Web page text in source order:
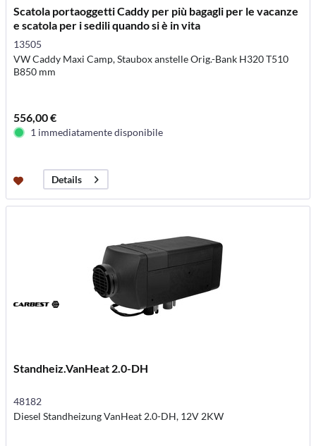
Scatola portaoggetti Caddy per più bagagli per le vacanze
e scatola per i sedili quando si è in vita
13505
VW Caddy Maxi Camp, Staubox anstelle Orig.-Bank H320 T510
B850 mm
556,00 €
1 immediatamente disponibile
Details
Standheiz.VanHeat 2.0-DH
48182
Diesel Standheizung VanHeat 2.0-DH, 12V 2KW